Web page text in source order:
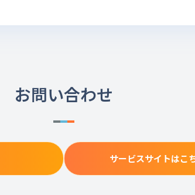
お問い合わせ
サービスサイトはこ